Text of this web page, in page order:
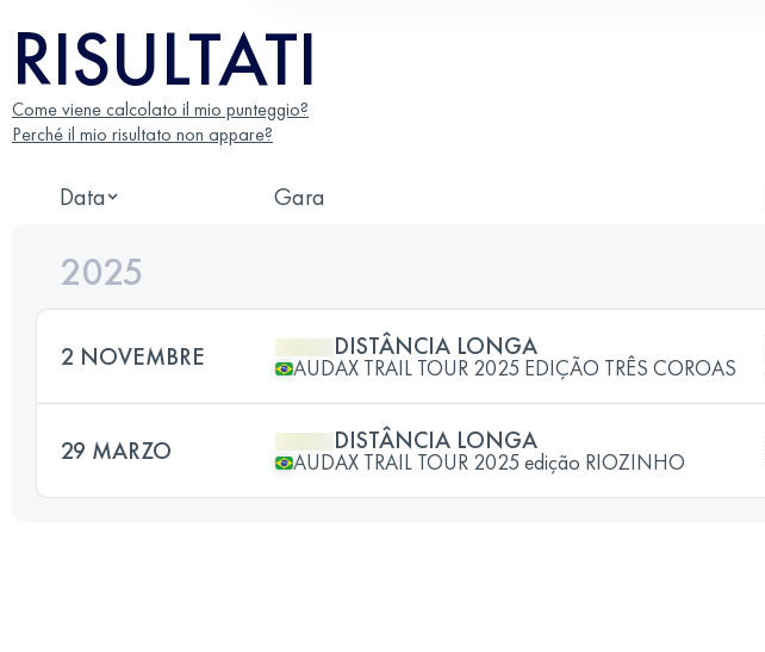
RISULTATI
Come viene calcolato il mio punteggio?
Perché il mio risultato non appare?
Data Gara
2025
2 NOVEMBRE DISTÂNCIA LONGA
AUDAX TRAIL TOUR 2025 EDIÇÃO TRÊS COROAS
29 MARZO DISTÂNCIA LONGA
AUDAX TRAIL TOUR 2025 edição RIOZINHO